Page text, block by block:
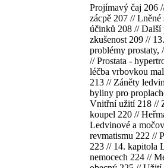
Projímavý čaj 206
zácpě 207 //
účinků 208 // Další
zkušenost 209 //
problémy prostaty,
// Prostata -
léčba vrbovkou
213 // Záněty
byliny pro
Vnitřní užití 218 //
koupel 220 //
Ledvinové a
revmatismu 222 //
223 // 14. kapitola
nemocech 224 //